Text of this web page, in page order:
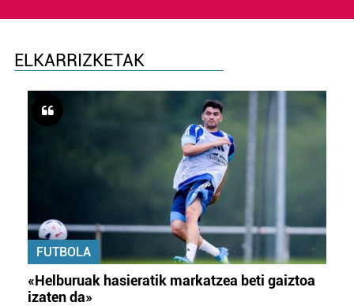
ELKARRIZKETAK
FUTBOLA
«Helburuak hasieratik markatzea beti gaiztoa
izaten da»